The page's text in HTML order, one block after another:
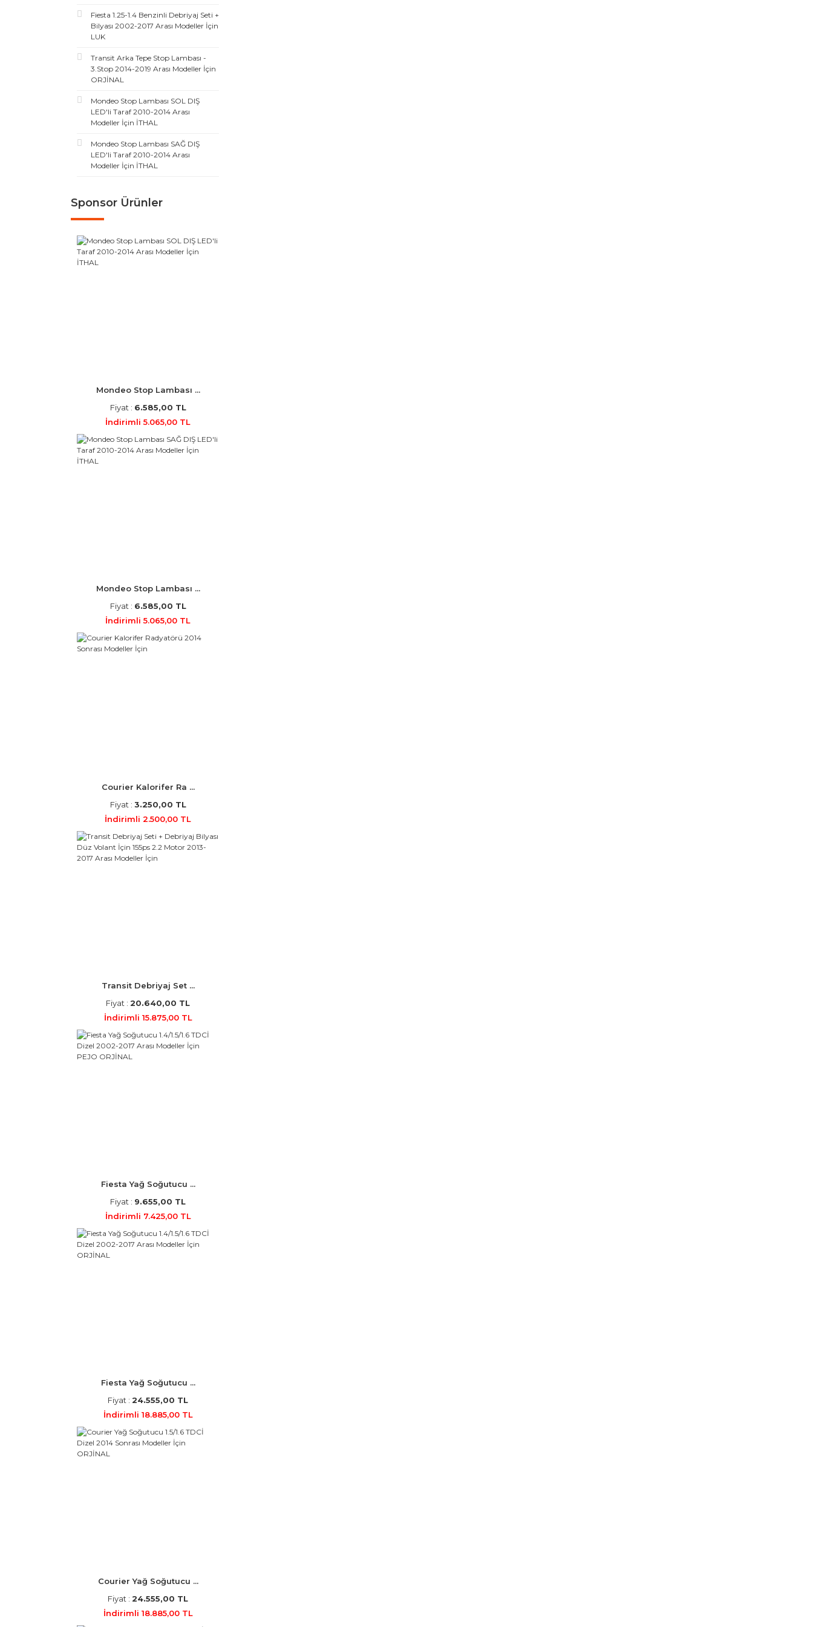
Fiesta 1.25-1.4 Benzinli Debriyaj Seti +
Bilyası 2002-2017 Arası Modeller İçin
LUK
Transit Arka Tepe Stop Lambası -
3.Stop 2014-2019 Arası Modeller İçin
ORJİNAL
Mondeo Stop Lambası SOL DIŞ
LED'li Taraf 2010-2014 Arası
Modeller İçin İTHAL
Mondeo Stop Lambası SAĞ DIŞ
LED'li Taraf 2010-2014 Arası
Modeller İçin İTHAL
Sponsor Ürünler
Mondeo Stop Lambası ...
Fiyat : 6.585,00 TL
İndirimli 5.065,00 TL
Mondeo Stop Lambası ...
Fiyat : 6.585,00 TL
İndirimli 5.065,00 TL
Courier Kalorifer Ra ...
Fiyat : 3.250,00 TL
İndirimli 2.500,00 TL
Transit Debriyaj Set ...
Fiyat : 20.640,00 TL
İndirimli 15.875,00 TL
Fiesta Yağ Soğutucu ...
Fiyat : 9.655,00 TL
İndirimli 7.425,00 TL
Fiesta Yağ Soğutucu ...
Fiyat : 24.555,00 TL
İndirimli 18.885,00 TL
Courier Yağ Soğutucu ...
Fiyat : 24.555,00 TL
İndirimli 18.885,00 TL